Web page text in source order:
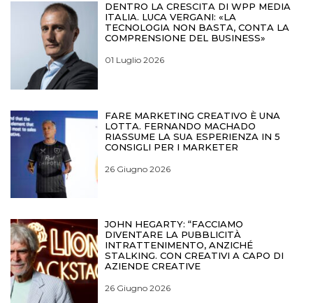
DENTRO LA CRESCITA DI WPP MEDIA
ITALIA. LUCA VERGANI: «LA
TECNOLOGIA NON BASTA, CONTA LA
COMPRENSIONE DEL BUSINESS»
01 Luglio 2026
FARE MARKETING CREATIVO È UNA
LOTTA. FERNANDO MACHADO
RIASSUME LA SUA ESPERIENZA IN 5
CONSIGLI PER I MARKETER
26 Giugno 2026
JOHN HEGARTY: “FACCIAMO
DIVENTARE LA PUBBLICITÀ
INTRATTENIMENTO, ANZICHÉ
STALKING. CON CREATIVI A CAPO DI
AZIENDE CREATIVE
26 Giugno 2026